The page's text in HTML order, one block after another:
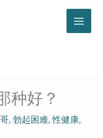
种好？
,勃起困难,性健康,